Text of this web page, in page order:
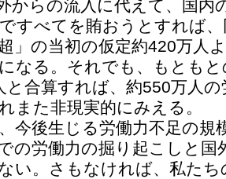
からの流入に代えて、国内
すべてを賄おうとすれば
」の当初の仮定約420万人
なる。それでも、もとも
と合算すれば、約550万人
また非現実的にみえる。
今後生じる労働力不足の規
の労働力の掘り起こしと国
い。さもなければ、私たち